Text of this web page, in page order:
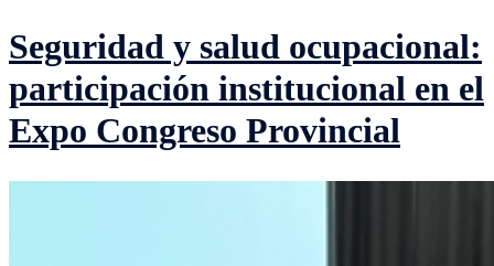
Seguridad y salud ocupacional:
participación institucional en el
Expo Congreso Provincial